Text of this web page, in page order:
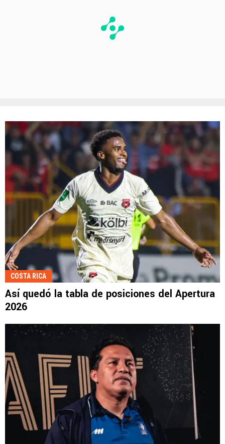
COSTA RICA
Así quedó la tabla de posiciones del Apertura
2026